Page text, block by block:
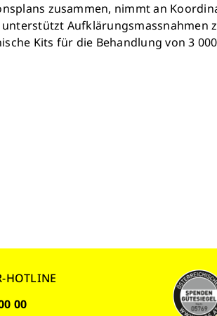
zusammen, nimmt an
Aufklärungsmassnahmen
Kits für die Behandlung von 3
HOTLINE
00